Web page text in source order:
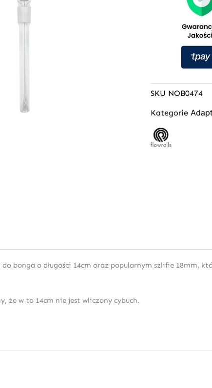
SKU NOB0474
Kategorie
bonga o długości 14cm oraz popularnym szlifie 18mm,
że w to 14cm nie jest wliczony cybuch.